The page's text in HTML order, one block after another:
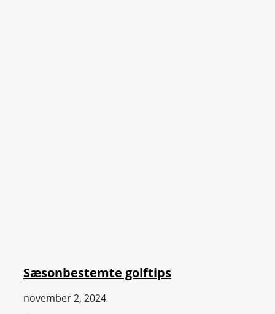
Sæsonbestemte golftips
november 2, 2024